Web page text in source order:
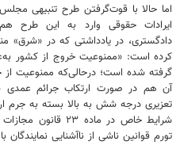
اما حالا با قوت‌گرفتن طرح تنبیهی
ایرادات حقوقی وارد به این طرح
دادگستری، در یادداشتی که در «شرق»
کرده است: «ممنوعیت خروج از کشور
گرفته شده است؛ درحالی‌که ممنوعیت از
آن هم در صورت ارتکاب جرائم عمدی
تعزیری درجه شش به بالا بسته به جرم
شرایط خاص در
تورم قوانین ناشی از ناآشنایی نمایندگان